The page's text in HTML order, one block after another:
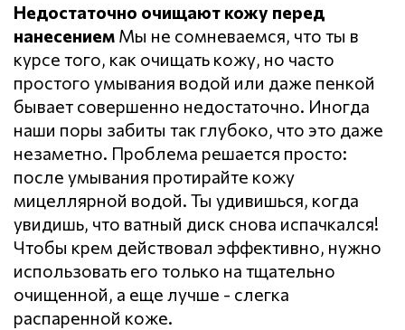
Недостаточно очищают кожу перед
нанесением Мы не сомневаемся, что ты в
курсе того, как очищать кожу, но часто
простого умывания водой или даже пенкой
бывает совершенно недостаточно. Иногда
наши поры забиты так глубоко, что это даже
незаметно. Проблема решается просто:
после умывания протирайте кожу
мицеллярной водой. Ты удивишься, когда
увидишь, что ватный диск снова испачкался!
Чтобы крем действовал эффективно, нужно
использовать его только на тщательно
очищенной, а еще лучше - слегка
распаренной коже.